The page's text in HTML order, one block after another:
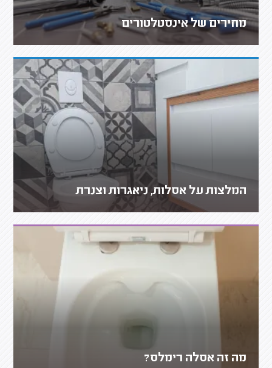
מחירים של אינסטלטורים
המלצות על אסלות, ניאגרות וצנרת
מה זה אסלה רימלס?